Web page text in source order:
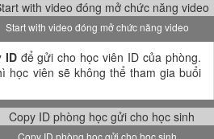
Start with video đóng mở chức năng video
IDđể gửi cho học viên ID của phòng.
học viên sẽ không thể tham gia buổi